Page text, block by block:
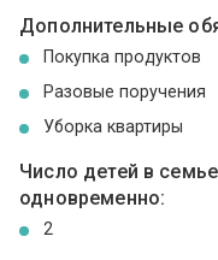
Дополнительные
Покупка продуктов
Разовые поручения
Уборка квартиры
Число детей в
одновременно:
2